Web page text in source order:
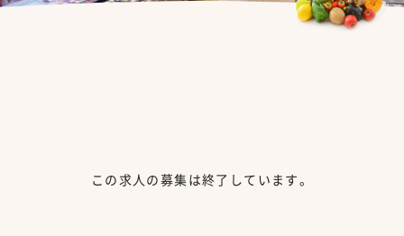
この求人の募集は終了しています。